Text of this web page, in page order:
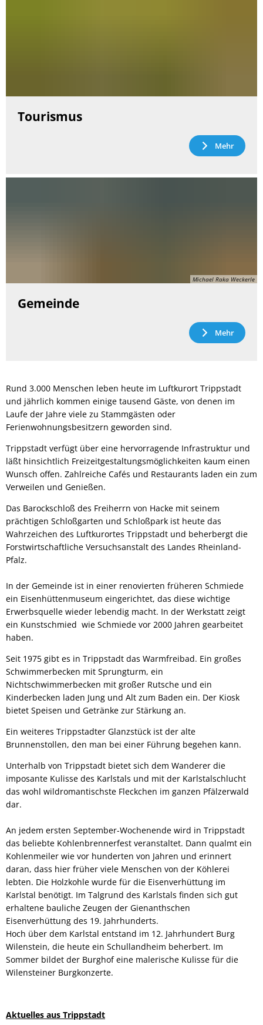
Tourismus
Mehr
Michael Raka Weckerle
Gemeinde
Mehr
Rund 3.000 Menschen leben heute im Luftkurort Trippstadt
und jährlich kommen einige tausend Gäste, von denen im
Laufe der Jahre viele zu Stammgästen oder
Ferienwohnungsbesitzern geworden sind.
Trippstadt verfügt über eine hervorragende Infrastruktur und
läßt hinsichtlich Freizeitgestaltungsmöglichkeiten kaum einen
Wunsch offen. Zahlreiche Cafés und Restaurants laden ein zum
Verweilen und Genießen.
Das Barockschloß des Freiherrn von Hacke mit seinem
prächtigen Schloßgarten und Schloßpark ist heute das
Wahrzeichen des Luftkurortes Trippstadt und beherbergt die
Forstwirtschaftliche Versuchsanstalt des Landes Rheinland-
Pfalz.
In der Gemeinde ist in einer renovierten früheren Schmiede
ein Eisenhüttenmuseum eingerichtet, das diese wichtige
Erwerbsquelle wieder lebendig macht. In der Werkstatt zeigt
ein Kunstschmied wie Schmiede vor 2000 Jahren gearbeitet
haben.
Seit 1975 gibt es in Trippstadt das Warmfreibad. Ein großes
Schwimmerbecken mit Sprungturm, ein
Nichtschwimmerbecken mit großer Rutsche und ein
Kinderbecken laden Jung und Alt zum Baden ein. Der Kiosk
bietet Speisen und Getränke zur Stärkung an.
Ein weiteres Trippstadter Glanzstück ist der alte
Brunnenstollen, den man bei einer Führung begehen kann.
Unterhalb von Trippstadt bietet sich dem Wanderer die
imposante Kulisse des Karlstals und mit der Karlstalschlucht
das wohl wildromantischste Fleckchen im ganzen Pfälzerwald
dar.
An jedem ersten September-Wochenende wird in Trippstadt
das beliebte Kohlenbrennerfest veranstaltet. Dann qualmt ein
Kohlenmeiler wie vor hunderten von Jahren und erinnert
daran, dass hier früher viele Menschen von der Köhlerei
lebten. Die Holzkohle wurde für die Eisenverhüttung im
Karlstal benötigt. Im Talgrund des Karlstals finden sich gut
erhaltene bauliche Zeugen der Gienanthschen
Eisenverhüttung des 19. Jahrhunderts.
Hoch über dem Karlstal entstand im 12. Jahrhundert Burg
Wilenstein, die heute ein Schullandheim beherbert. Im
Sommer bildet der Burghof eine malerische Kulisse für die
Wilensteiner Burgkonzerte.
Aktuelles aus Trippstadt